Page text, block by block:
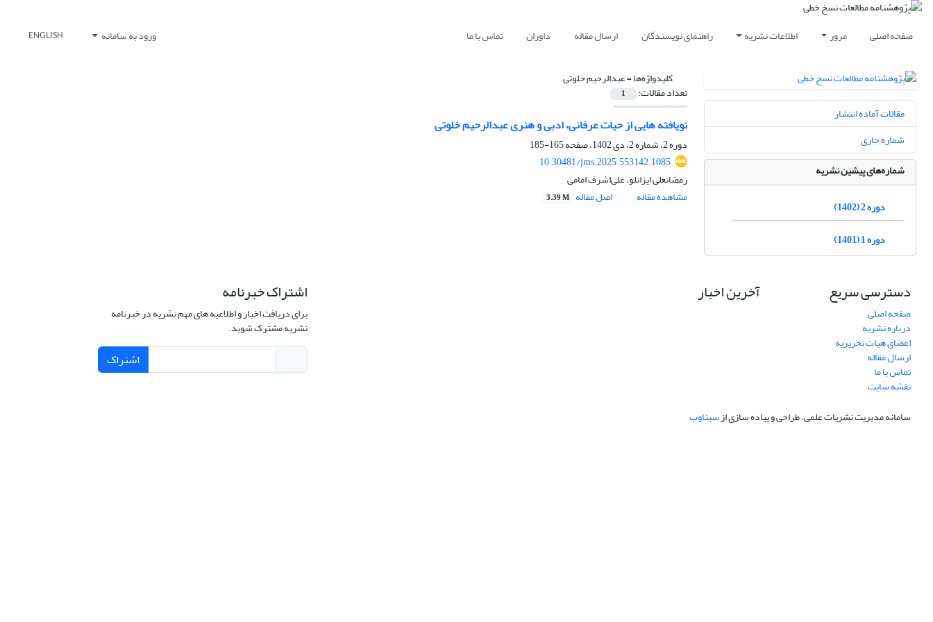
صفحه اصلی مرور اطلاعات نشریه راهنمای نویسندگان ارسال مقاله داوران تماس با ما ورود به سامانه ENGLISH
کلیدواژه‌ها =عبدالرحیم خلوتی
تعداد مقالات: 1
نویافته هایی از حیات عرفانی، ادبی و هنری عبدالرحیم خلوتی
دوره 2، شماره 2، دی 1402، صفحه
165-185
10.30481/jms.2025.553142.1085
رمضانعلی ایزانلو، علی‌اشرف امامی
مشاهده مقاله
اصل مقاله 3.39 M
مقالات آماده انتشار
شماره جاری
شماره‌های پیشین نشریه
دوره 2 (1402)
دوره 1 (1401)
دسترسی سریع
صفحه اصلی
درباره نشریه
اعضای هیات تحریریه
ارسال مقاله
تماس با ما
نقشه سایت
آخرین اخبار اشتراک خبرنامه
برای دریافت اخبار و اطلاعیه های مهم نشریه در خبرنامه
نشریه مشترک شوید.
اشتراک
سامانه مدیریت نشریات علمی.طراحی و پیاده سازی ازسیناوب